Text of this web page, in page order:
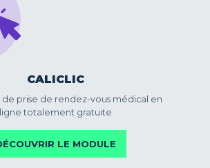
CALICLIC
prise de rendez-vous médical en
ligne totalement gratuite
LE MODULE